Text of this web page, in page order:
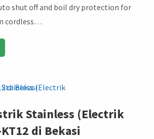
shut off and boil dry protection for
cordless…
Stainless (Electrik
di Bekasi